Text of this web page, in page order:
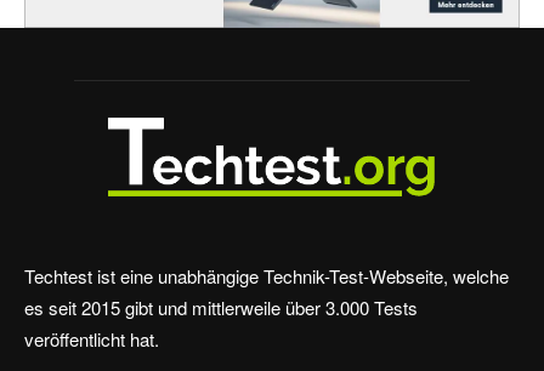
Techtest ist eine unabhängige Technik-Test-Webseite, welche
es seit 2015 gibt und mittlerweile über 3.000 Tests
veröffentlicht hat.